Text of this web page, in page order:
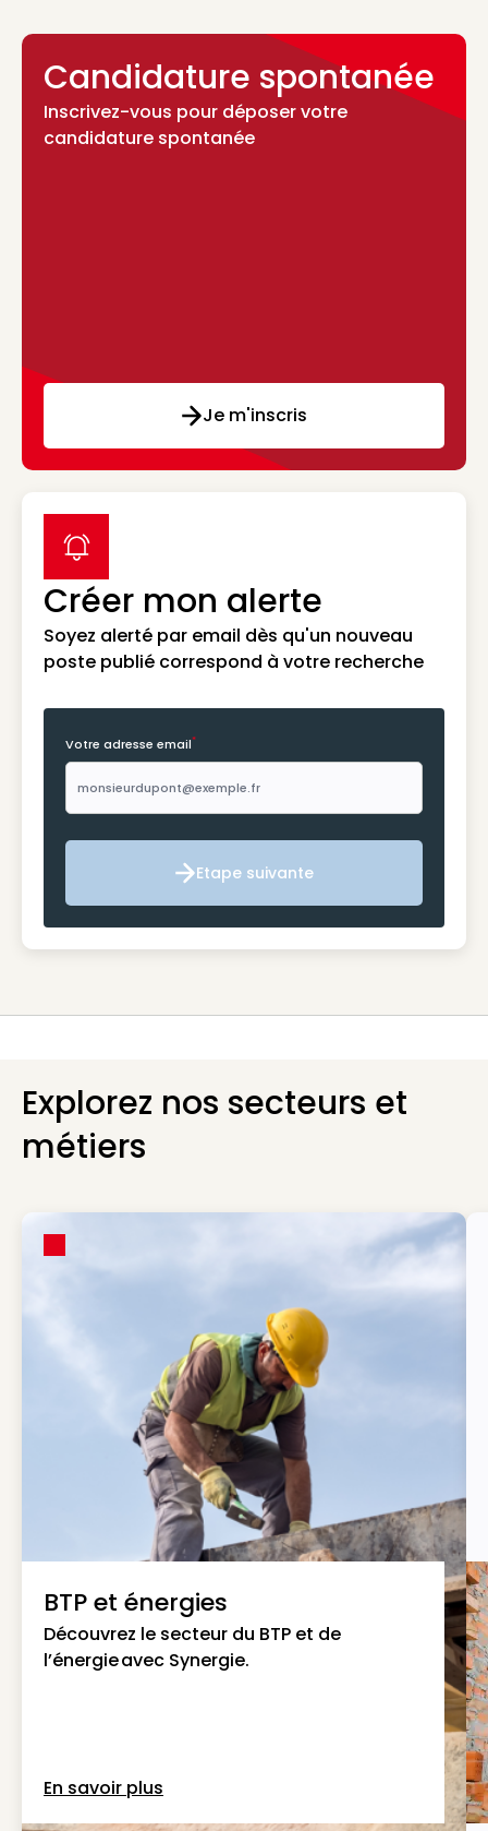
Candidature spontanée
Inscrivez-vous pour déposer votre
candidature spontanée
Je m'inscris
Créer mon alerte
Soyez alerté par email dès qu'un nouveau
poste publié correspond à votre recherche
label icon
Votre adresse email*
Etape suivante
Etape suivante
Explorez nos secteurs et
métiers
BTP et énergies
Découvrez le secteur du BTP et de
l’énergie avec Synergie.
En savoir plus